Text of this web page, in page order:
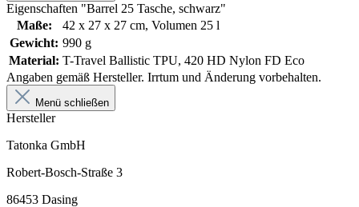
Eigenschaften "Barrel 25 Tasche, schwarz"
Maße:
42 x 27 x 27 cm, Volumen 25 l
Gewicht: 990 g
Material: T-Travel Ballistic TPU, 420 HD Nylon FD Eco
Angaben gemäß Hersteller. Irrtum und Änderung vorbehalten.
Menü schließen
Hersteller
Tatonka GmbH
Robert-Bosch-Straße 3
86453 Dasing